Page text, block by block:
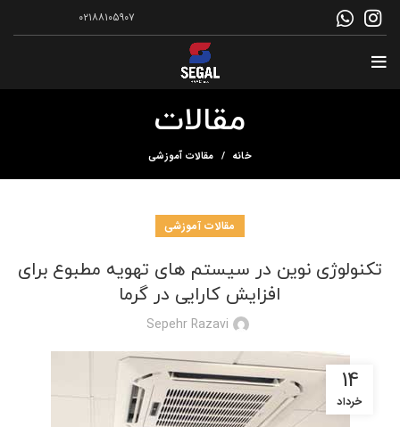
۰۲۱۸۸۱۰۵۹۰۷
مقالات
خانه مقالات آموزشی
مقالات آموزشی
تکنولوژی‌ نوین در سیستم های تهویه مطبوع برای
افزایش کارایی در گرما
Sepehr Razavi
14
خرداد